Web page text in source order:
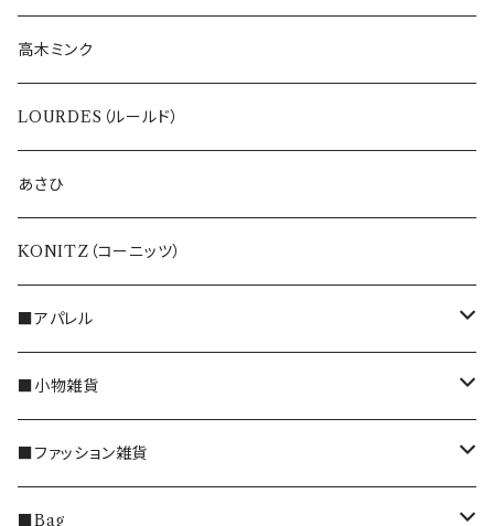
高木ミンク
LOURDES（ルールド）
あさひ
KONITZ（コーニッツ）
■アパレル
トップス
ブラウス
ベスト・ジレ・カーディガン
ボトムス
パンツ
ワンピース
■小物雑貨
うさぎのインテリア雑貨
マグカップ
■ファッション雑貨
マフラー
■Bag